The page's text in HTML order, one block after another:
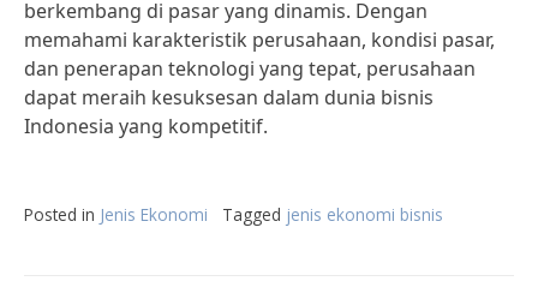
berkembang di pasar yang dinamis. Dengan
memahami karakteristik perusahaan, kondisi pasar,
dan penerapan teknologi yang tepat, perusahaan
dapat meraih kesuksesan dalam dunia bisnis
Indonesia yang kompetitif.
Posted in Jenis Ekonomi Tagged jenis ekonomi bisnis